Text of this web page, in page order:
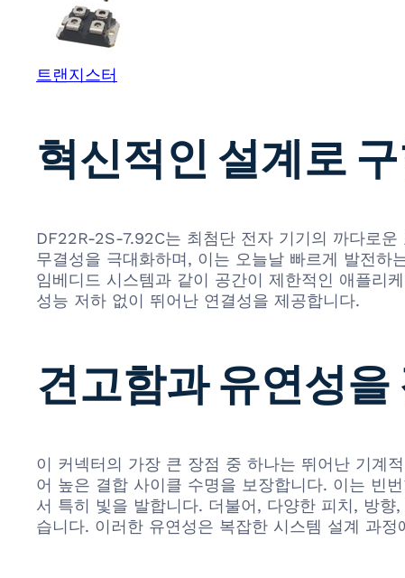
트랜지스터
혁신적인 설계로
DF22R-2S-7.92C는 최첨단 전자 기기의 까다로
무결성을 극대화하며, 이는 오늘날 빠르게 발전
임베디드 시스템과 같이 공간이 제한적인 애플리
성능 저하 없이 뛰어난 연결성을 제공합니다.
견고함과 유연성을
이 커넥터의 가장 큰 장점 중 하나는 뛰어난 기계
어 높은 결합 사이클 수명을 보장합니다. 이는 빈
서 특히 빛을 발합니다. 더불어, 다양한 피치, 방
습니다. 이러한 유연성은 복잡한 시스템 설계 과